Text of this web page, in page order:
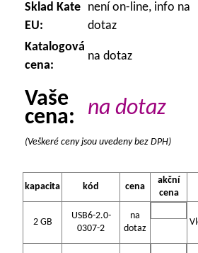
Sklad Kate
EU:
není on-line, info na
dotaz
Katalogová
cena:
na dotaz
Vaše
cena:
na dotaz
(Veškeré ceny jsou uvedeny bez DPH)
kapacita kód cena
akční
cena
2 GB
USB6-2.0-
0307-2
na
dotaz